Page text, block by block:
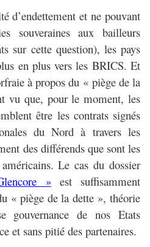
d’endettement et ne pouvant
souveraines aux bailleurs
sur cette question), les pays
en plus vers les BRICS. Et
à propos du « piège de la
vu que, pour le moment, les
être les contrats signés
du Nord à travers les
des différends que sont les
Le cas du dossier
»est suffisamment
« piège de la dette », théorie
gouvernance de nos Etats
et sans pitié des partenaires.